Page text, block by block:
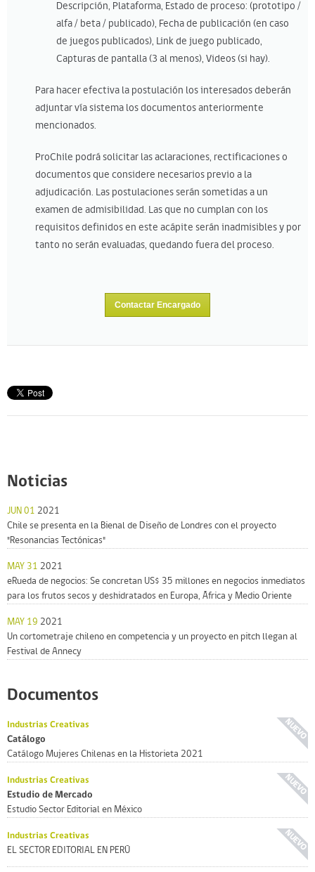
Descripción, Plataforma, Estado de proceso: (prototipo /
alfa / beta / publicado), Fecha de publicación (en caso
de juegos publicados), Link de juego publicado,
Capturas de pantalla (3 al menos), Videos (si hay).
Para hacer efectiva la postulación los interesados deberán
adjuntar vía sistema los documentos anteriormente
mencionados.
ProChile podrá solicitar las aclaraciones, rectificaciones o
documentos que considere necesarios previo a la
adjudicación. Las postulaciones serán sometidas a un
examen de admisibilidad. Las que no cumplan con los
requisitos definidos en este acápite serán inadmisibles y por
tanto no serán evaluadas, quedando fuera del proceso.
Contactar Encargado
Noticias
JUN 01 2021
Chile se presenta en la Bienal de Diseño de Londres con el proyecto
"Resonancias Tectónicas"
MAY 31 2021
eRueda de negocios: Se concretan US$ 35 millones en negocios inmediatos
para los frutos secos y deshidratados en Europa, África y Medio Oriente
MAY 19 2021
Un cortometraje chileno en competencia y un proyecto en pitch llegan al
Festival de Annecy
Documentos
Industrias Creativas
Catálogo
Catálogo Mujeres Chilenas en la Historieta 2021
Industrias Creativas
Estudio de Mercado
Estudio Sector Editorial en México
Industrias Creativas
EL SECTOR EDITORIAL EN PERÚ